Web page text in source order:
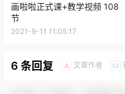
画啦啦正式课+教学视频 108
节
2021-9-11 11:05:17
6 条回复 A 文章作者 M